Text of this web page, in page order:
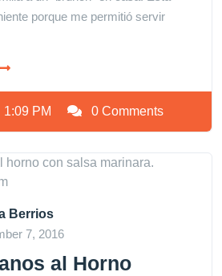
porque me permitió servir
1:09 PM 0 Comments
Berrios
7, 2016
al Horno